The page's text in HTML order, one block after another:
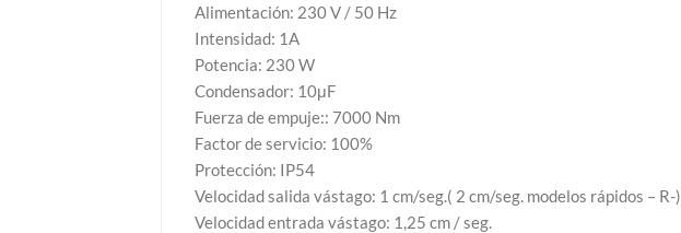
Alimentación: 230 V / 50 Hz
Intensidad: 1A
Potencia: 230 W
Condensador: 10μF
Fuerza de empuje:: 7000 Nm
Factor de servicio: 100%
Protección: IP54
Velocidad salida vástago: 1 cm/seg.( 2 cm/seg. modelos rápidos – R-)
Velocidad entrada vástago: 1,25 cm / seg.